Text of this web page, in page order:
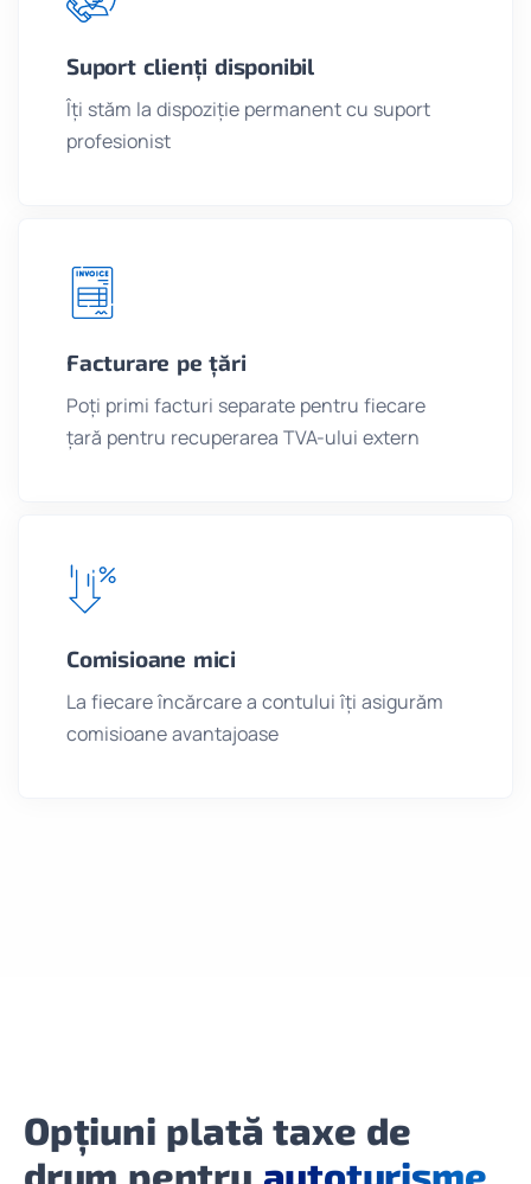
Suport clienți disponibil
Îți stăm la dispoziție permanent cu suport
profesionist
Facturare pe țări
Poți primi facturi separate pentru fiecare
țară pentru recuperarea TVA-ului extern
Comisioane mici
La fiecare încărcare a contului îți asigurăm
comisioane avantajoase
Opțiuni plată taxe de
drum pentru autoturisme